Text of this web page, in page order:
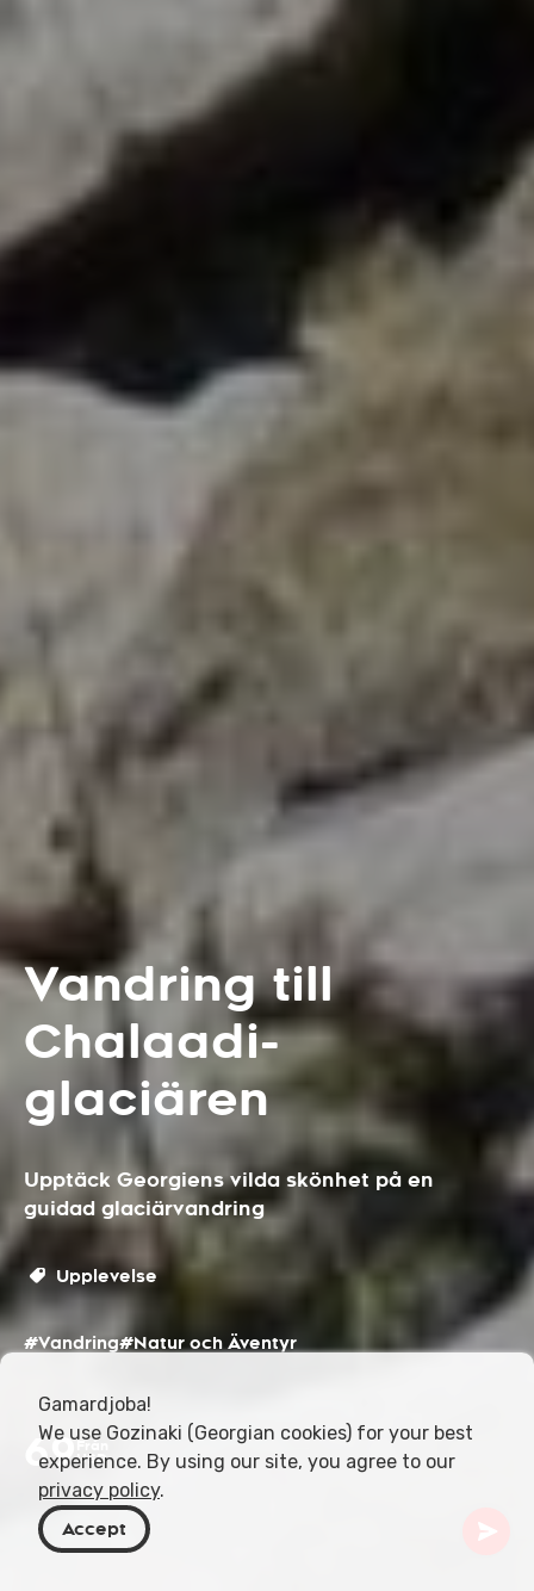
Vandring till
Chalaadi-
glaciären
Upptäck Georgiens vilda skönhet på en
guidad glaciärvandring
Upplevelse
#Vandring#Natur och Äventyr
69USD
Gamardjoba!
We use Gozinaki (Georgian cookies) for your best
experience. By using our site, you agree to our
privacy policy.
Accept